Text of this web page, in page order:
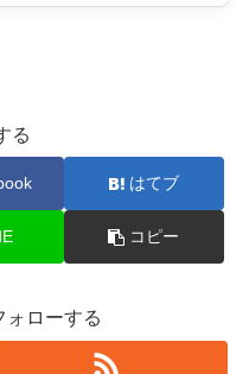
る
はてブ
コピー
ォローする